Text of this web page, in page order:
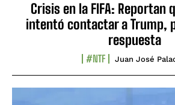
Crisis en la FIFA: Reportan
intentó contactar a Trump,
respuesta
#NTF Juan José